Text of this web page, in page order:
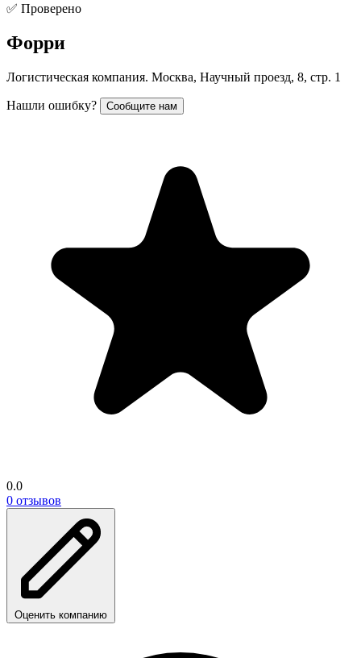
✅ Проверено
Форри
Логистическая компания. Москва, Научный проезд, 8, стр. 1
Нашли ошибку? Сообщите нам
0.0
0 отзывов
Оценить компанию